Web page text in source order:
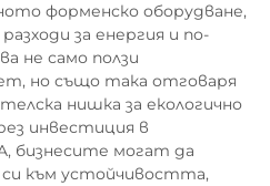
форменско оборудване,
за енергия и по-
не само ползи
но също така отговаря
нишка за екологично
инвестиция в
бизнесите могат да
към устойчивостта,